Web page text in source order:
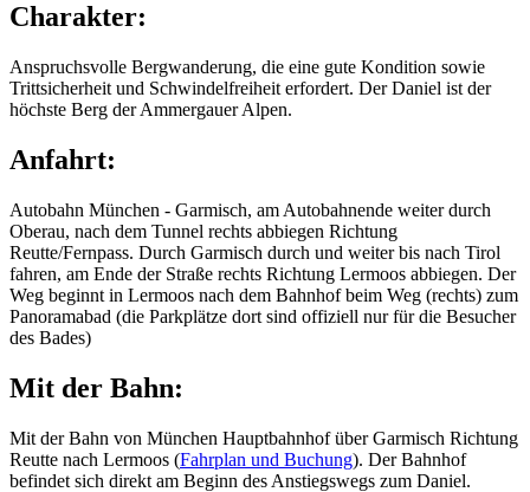
Charakter:
Anspruchsvolle Bergwanderung, die eine gute Kondition sowie
Trittsicherheit und Schwindelfreiheit erfordert. Der Daniel ist der
höchste Berg der Ammergauer Alpen.
Anfahrt:
Autobahn München - Garmisch, am Autobahnende weiter durch
Oberau, nach dem Tunnel rechts abbiegen Richtung
Reutte/Fernpass. Durch Garmisch durch und weiter bis nach Tirol
fahren, am Ende der Straße rechts Richtung Lermoos abbiegen. Der
Weg beginnt in Lermoos nach dem Bahnhof beim Weg (rechts) zum
Panoramabad (die Parkplätze dort sind offiziell nur für die Besucher
des Bades)
Mit der Bahn:
Mit der Bahn von München Hauptbahnhof über Garmisch Richtung
Reutte nach Lermoos (Fahrplan und Buchung). Der Bahnhof
befindet sich direkt am Beginn des Anstiegswegs zum Daniel.